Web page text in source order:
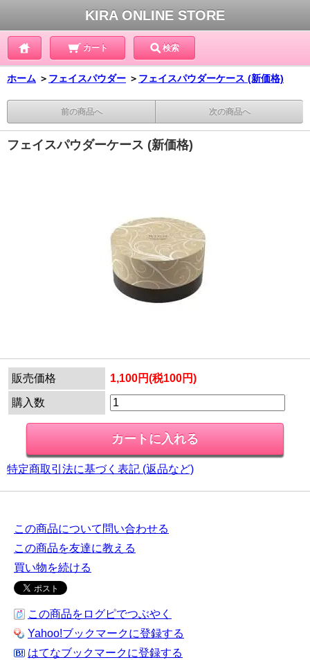
KIRA ONLINE STORE
カート 検索
ホーム ＞ フェイスパウダー ＞ フェイスパウダーケース (新価格)
前の商品へ 次の商品へ
フェイスパウダーケース (新価格)
販売価格 1,100円(税100円)
購入数
特定商取引法に基づく表記 (返品など)
この商品について問い合わせる
この商品を友達に教える
買い物を続ける
この商品をログピでつぶやく
Yahoo!ブックマークに登録する
はてなブックマークに登録する